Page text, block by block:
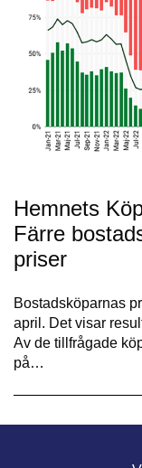
Hemnets
Färre
priser
Bostadsköparnas
april. Det visar
Av de tillfrågade
på…